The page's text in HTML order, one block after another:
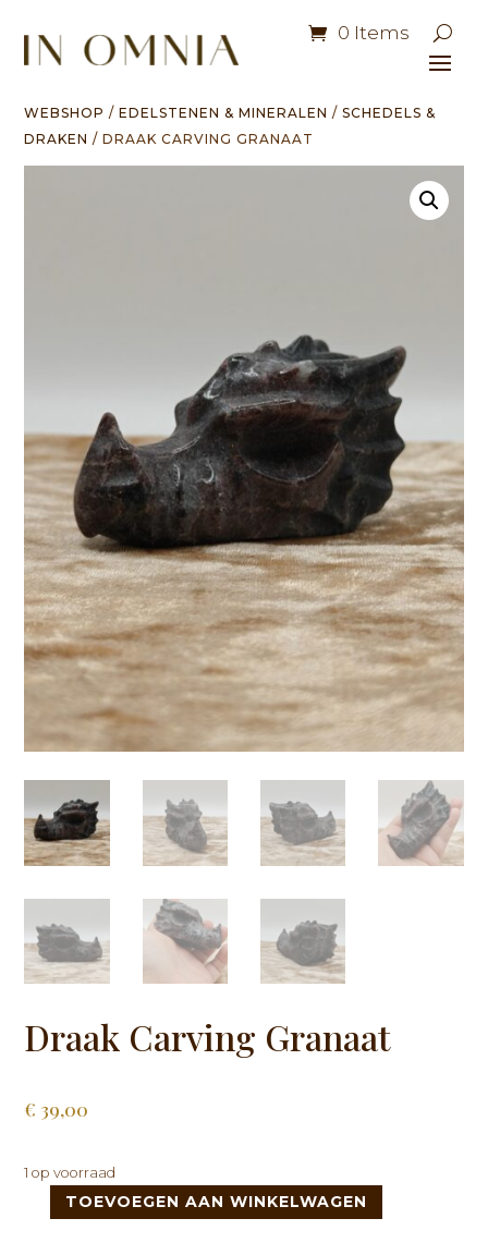
0 Items
WEBSHOP /EDELSTENEN & MINERALEN /SCHEDELS &
DRAKEN / DRAAK CARVING GRANAAT
Draak Carving Granaat
€ 39,00
1 op voorraad
TOEVOEGEN AAN WINKELWAGEN